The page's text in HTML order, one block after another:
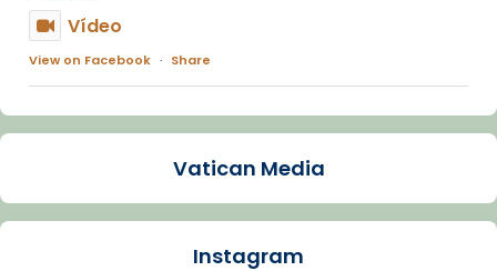
Vídeo
View on Facebook · Share
Arquebisbat de Barcelona
La Carmina va patir depressió. Fa gairebé
dos mesos, a l'Estadi Lluís Companys, la
Vatican Media
Instagram